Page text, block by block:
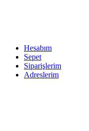
Hesabım
Sepet
Siparişlerim
Adreslerim